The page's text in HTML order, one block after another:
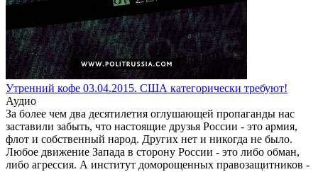
Утренний кофе 03.04.2015. США категорически требуют!
Аудио
За более чем два десятилетия оглушающей пропаганды нас
заставили забыть, что настоящие друзья России - это армия,
флот и собственный народ. Других нет и никогда не было.
Любое движение Запада в сторону России - это либо обман,
либо агрессия. А институт доморощенных правозащитников -